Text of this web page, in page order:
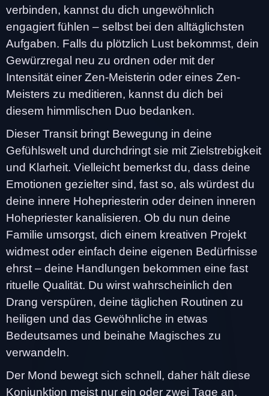
verbinden, kannst du dich ungewöhnlich
engagiert fühlen – selbst bei den alltäglichsten
Aufgaben. Falls du plötzlich Lust bekommst, dein
Gewürzregal neu zu ordnen oder mit der
Intensität einer Zen-Meisterin oder eines Zen-
Meisters zu meditieren, kannst du dich bei
diesem himmlischen Duo bedanken.
Dieser Transit bringt Bewegung in deine
Gefühlswelt und durchdringt sie mit Zielstrebigkeit
und Klarheit. Vielleicht bemerkst du, dass deine
Emotionen gezielter sind, fast so, als würdest du
deine innere Hohepriesterin oder deinen inneren
Hohepriester kanalisieren. Ob du nun deine
Familie umsorgst, dich einem kreativen Projekt
widmest oder einfach deine eigenen Bedürfnisse
ehrst – deine Handlungen bekommen eine fast
rituelle Qualität. Du wirst wahrscheinlich den
Drang verspüren, deine täglichen Routinen zu
heiligen und das Gewöhnliche in etwas
Bedeutsames und beinahe Magisches zu
verwandeln.
Der Mond bewegt sich schnell, daher hält diese
Konjunktion meist nur ein oder zwei Tage an,